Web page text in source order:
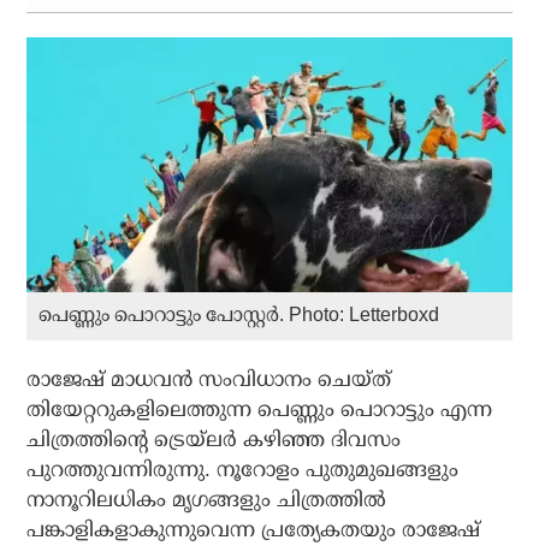
പെണ്ണും പൊറാട്ടും പോസ്റ്റര്‍. Photo: Letterboxd
രാജേഷ് മാധവന്‍ സംവിധാനം ചെയ്ത്
തിയേറ്ററുകളിലെത്തുന്ന പെണ്ണും പൊറാട്ടും എന്ന
ചിത്രത്തിന്റെ ട്രെയ്‌ലര്‍ കഴിഞ്ഞ ദിവസം
പുറത്തുവന്നിരുന്നു. നൂറോളം പുതുമുഖങ്ങളും
നാനൂറിലധികം മൃഗങ്ങളും ചിത്രത്തില്‍
പങ്കാളികളാകുന്നുവെന്ന പ്രത്യേകതയും രാജേഷ്